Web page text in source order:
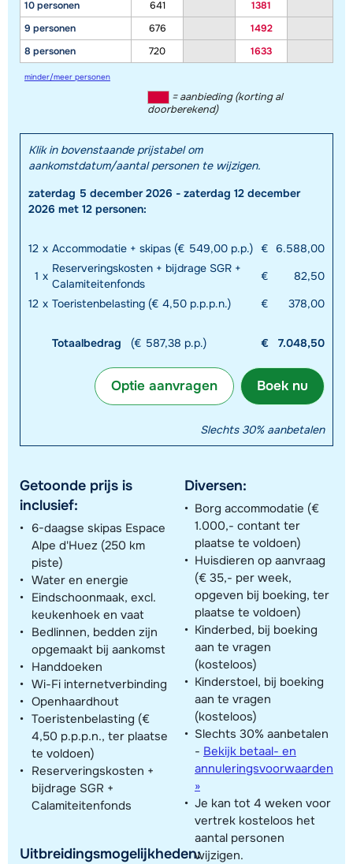
10 personen
9 personen
8 personen
641
1381
676
1492
720
1633
minder/meer personen
= aanbieding (korting al
doorberekend)
Klik in bovenstaande prijstabel om
aankomstdatum/aantal personen te wijzigen.
zaterdag 5 december 2026 - zaterdag 12 december
2026 met 12 personen:
12 x Accommodatie + skipas (€ 549,00 p.p.) € 6.588,00
1 x
Reserveringskosten + bijdrage SGR +
Calamiteitenfonds
€
82,50
12 x Toeristenbelasting (€ 4,50 p.p.p.n.) € 378,00
Totaalbedrag (€ 587,38 p.p.) € 7.048,50
Boek nu
Optie aanvragen
Slechts 30% aanbetalen
Getoonde prijs is
inclusief:
6-daagse skipas Espace
Alpe d'Huez (250 km
piste)
Water en energie
Eindschoonmaak, excl.
keukenhoek en vaat
Bedlinnen, bedden zijn
opgemaakt bij aankomst
Handdoeken
Wi-Fi internetverbinding
Openhaardhout
Toeristenbelasting (€
4,50 p.p.p.n., ter plaatse
te voldoen)
Reserveringskosten +
bijdrage SGR +
Calamiteitenfonds
Uitbreidingsmogelijkheden:
Diversen:
Borg accommodatie (€
1.000,- contant ter
plaatse te voldoen)
Huisdieren op aanvraag
(€ 35,- per week,
opgeven bij boeking, ter
plaatse te voldoen)
Kinderbed, bij boeking
aan te vragen
(kosteloos)
Kinderstoel, bij boeking
aan te vragen
(kosteloos)
Slechts 30% aanbetalen
- Bekijk betaal- en
annuleringsvoorwaarden
»
Je kan tot 4 weken voor
vertrek kosteloos het
aantal personen
wijzigen.